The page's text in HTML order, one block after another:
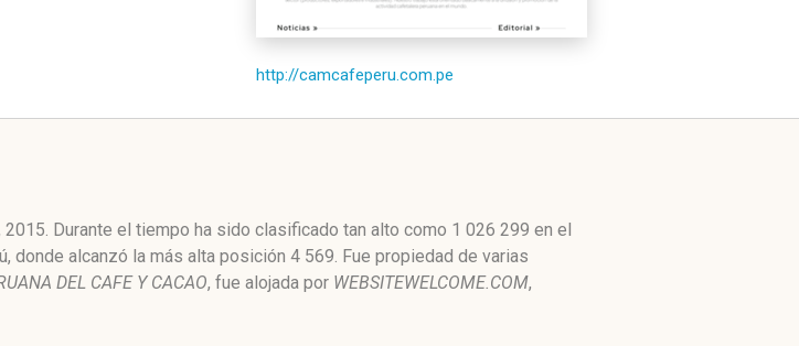
http://camcafeperu.com.pe
Durante el tiempo ha sido clasificado tan alto como 1 026 299 en el
donde alcanzó la más alta posición 4 569. Fue propiedad de varias
DEL CAFE Y CACAO, fue alojada por WEBSITEWELCOME.COM,